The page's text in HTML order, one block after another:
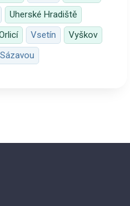
Uherské Hradiště
Vsetín
Vyškov